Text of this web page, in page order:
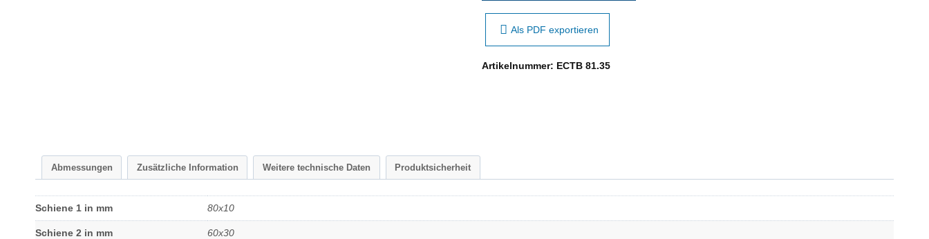
Als PDF exportieren
Artikelnummer: ECTB 81.35
Abmessungen Zusätzliche Information Weitere technische Daten Produktsicherheit
Schiene 1 in mm 80x10
Schiene 2 in mm 60x30